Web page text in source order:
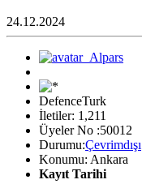
24.12.2024
DefenceTurk
İletiler: 1,211
Üyeler No :50012
Durumu:Çevrimdışı
Konumu: Ankara
Kayıt Tarihi